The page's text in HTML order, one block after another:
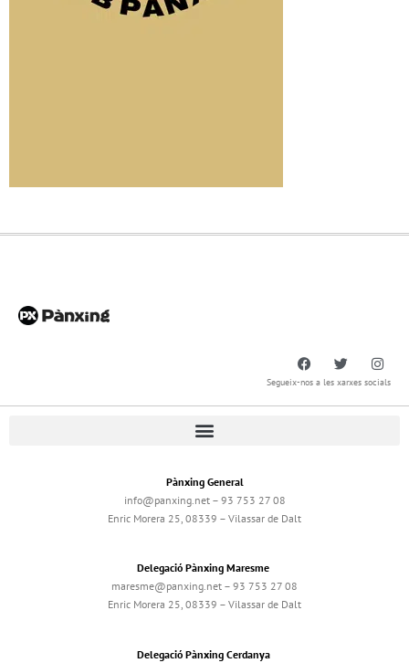
Segueix-nos a les xarxes socials
Pànxing General
info@panxing.net – 93 753 27 08
Enric Morera 25, 08339 – Vilassar de Dalt
Delegació Pànxing Maresme
maresme@panxing.net – 93 753 27 08
Enric Morera 25, 08339 – Vilassar de Dalt
Delegació Pànxing Cerdanya